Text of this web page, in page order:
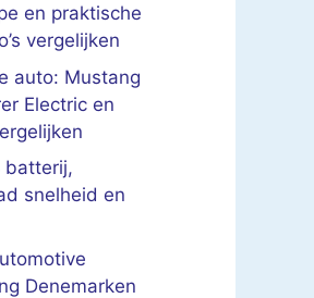
en praktische
vergelijken
auto: Mustang
Electric en
batterij,
snelheid en
Denemarken